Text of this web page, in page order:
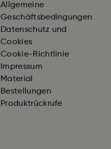
Allgemeine
Geschäftsbedingungen
Datenschutz und
Cookies
Cookie-Richtlinie
Impressum
Material
Bestellungen
Produktrückrufe